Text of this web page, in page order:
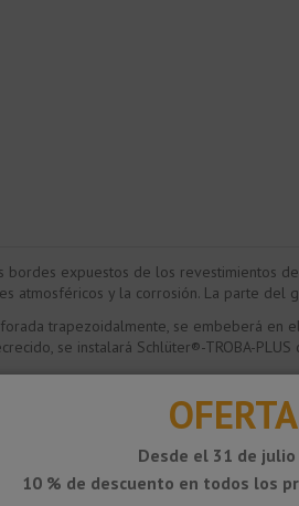
bordes expuestos de los revestimientos
atmosféricos y la corrosión. La parte del
trapezoidalmente, se embeberá
se instalará Schlüter®-TROBA-
será necesario realizar la solera 3 mm
sobre todo provocadas por los
cerámico.
Desde el 31 de
10 % de descuento en todos los